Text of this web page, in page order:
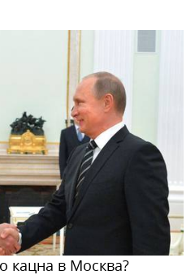
кацна в Москва?